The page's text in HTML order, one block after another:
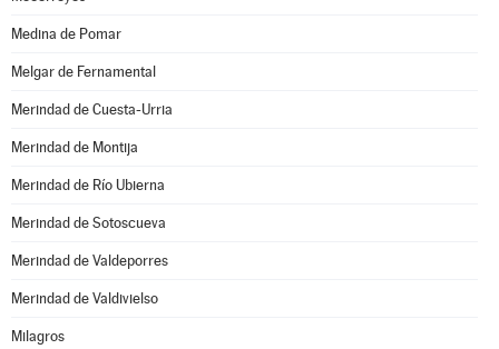
Medina de Pomar
Melgar de Fernamental
Merindad de Cuesta-Urria
Merindad de Montija
Merindad de Río Ubierna
Merindad de Sotoscueva
Merindad de Valdeporres
Merindad de Valdivielso
Milagros